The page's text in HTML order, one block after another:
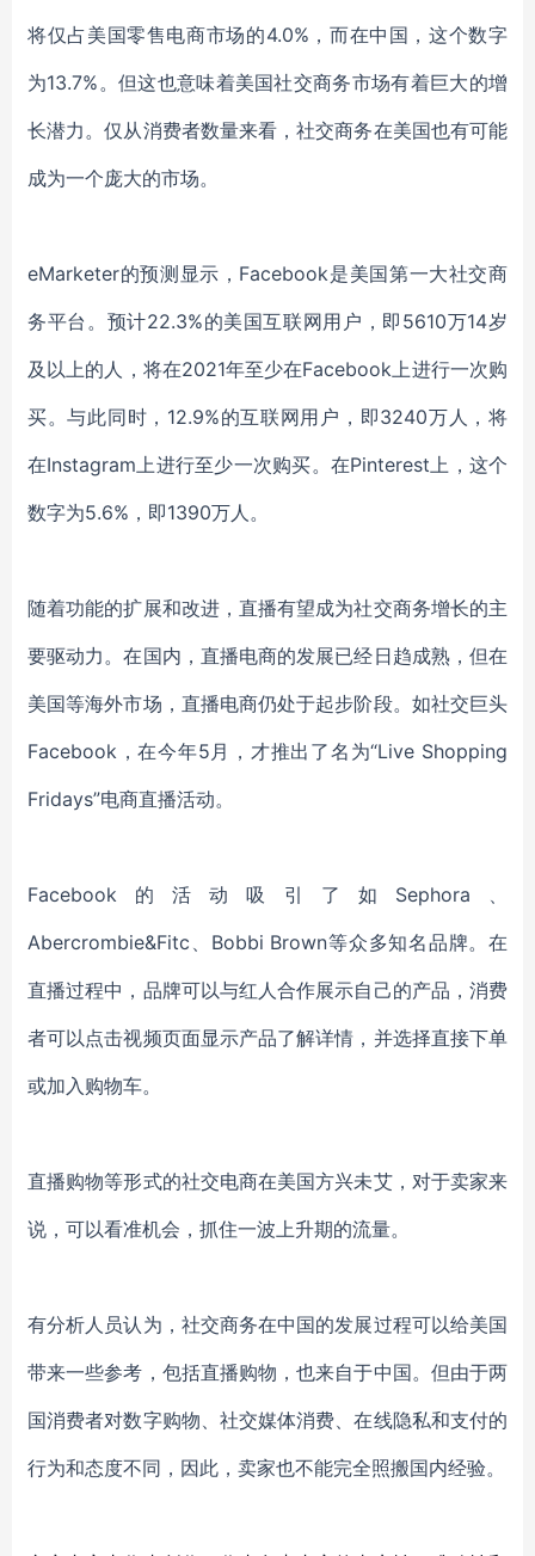
将仅占美国零售电商市场的4.0%，而在中国，这个数字
为13.7%。但这也意味着美国社交商务市场有着巨大的增
长潜力。仅从消费者数量来看，社交商务在美国也有可能
成为一个庞大的市场。
eMarketer的预测显示，Facebook是美国第一大社交商
务平台。预计22.3%的美国互联网用户，即5610万14岁
及以上的人，将在2021年至少在Facebook上进行一次购
买。与此同时，12.9%的互联网用户，即3240万人，将
在Instagram上进行至少一次购买。在Pinterest上，这个
数字为5.6%，即1390万人。
随着功能的扩展和改进，直播有望成为社交商务增长的主
要驱动力。在国内，直播电商的发展已经日趋成熟，但在
美国等海外市场，直播电商仍处于起步阶段。如社交巨头
Facebook，在今年5月，才推出了名为“Live Shopping
Fridays”电商直播活动。
Facebook的活动吸引了如Sephora、
Abercrombie&Fitc、Bobbi Brown等众多知名品牌。在
直播过程中，品牌可以与红人合作展示自己的产品，消费
者可以点击视频页面显示产品了解详情，并选择直接下单
或加入购物车。
直播购物等形式的社交电商在美国方兴未艾，对于卖家来
说，可以看准机会，抓住一波上升期的流量。
有分析人员认为，社交商务在中国的发展过程可以给美国
带来一些参考，包括直播购物，也来自于中国。但由于两
国消费者对数字购物、社交媒体消费、在线隐私和支付的
行为和态度不同，因此，卖家也不能完全照搬国内经验。